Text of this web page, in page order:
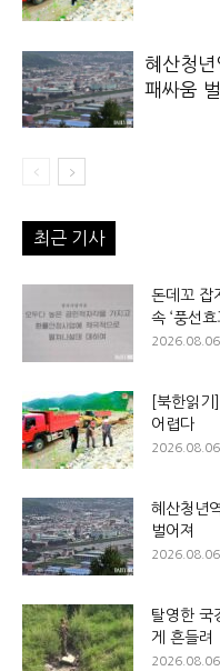
혜산청
패싸움
최근 기사
돈데꼬 잡
속 ‘풍선효
2026.08.06
[북한읽기
어렵다
2026.08.06
혜산청년
벌어져
탈영한 국
게 흔들려
2026.08.06